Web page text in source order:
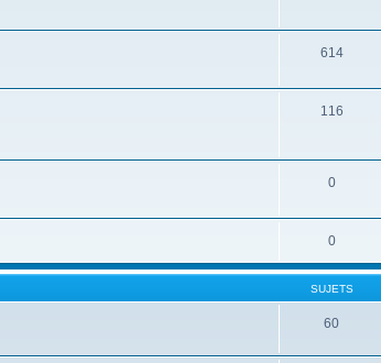
614
116
0
0
SUJETS
60